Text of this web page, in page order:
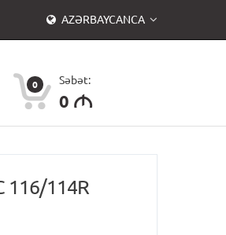
AZƏRBAYCANCA
0 Səbət:
0 M
116/114R